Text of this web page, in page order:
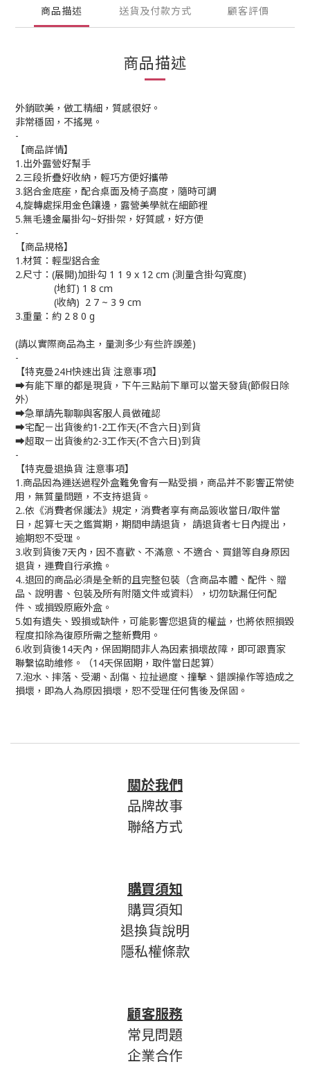
商品描述 送貨及付款方式 顧客評價
商品描述
外銷歐美，做工精細，質感很好。
非常穩固，不搖晃。
-
【商品詳情】
1.出外露營好幫手
2.三段折疊好收納，輕巧方便好攜帶
3.鋁合金底座，配合桌面及椅子高度，隨時可調
4,旋轉處採用金色鑲邊，露營美學就在細節裡
5.無毛邊金屬掛勾~好掛架，好質感，好方便
-
【商品規格】
1.材質：輕型鋁合金
2.尺寸：(展開)加掛勾 1 1 9 x 12 cm (測量含掛勾寬度)
(地釘) 1 8 cm
(收納) 2 7 ~ 3 9 cm
3.重量：約 2 8 0 g
(請以實際商品為主，量測多少有些許誤差)
-
【特克曼24H快速出貨 注意事項】
➡有能下單的都是現貨，下午三點前下單可以當天發貨(節假日除
外）
➡急單請先聊聊與客服人員做確認
➡宅配－出貨後約1-2工作天(不含六日)到貨
➡超取－出貨後約2-3工作天(不含六日)到貨
-
【特克曼退換貨 注意事項】
1.商品因為運送過程外盒難免會有一點受損，商品并不影響正常使
用，無質量問題，不支持退貨。
2..依《消費者保護法》規定，消費者享有商品簽收當日/取件當
日，起算七天之鑑賞期，期間申請退貨， 請退貨者七日內提出，
逾期恕不受理。
3.收到貨後7天內，因不喜歡、不滿意、不適合、買錯等自身原因
退貨，運費自行承擔。
4..退回的商品必須是全新的且完整包裝（含商品本體、配件、贈
品、說明書、包裝及所有附隨文件或資料），切勿缺漏任何配
件、或損毀原廠外盒。
5.如有遺失、毀損或缺件，可能影響您退貨的權益，也將依照損毀
程度扣除為復原所需之整新費用。
6.收到貨後14天內，保固期間非人為因素損壞故障，即可跟賣家
聯繫協助維修。（14天保固期，取件當日起算）
7.泡水、摔落、受潮、刮傷、拉扯過度、撞擊、錯誤操作等造成之
損壞，即為人為原因損壞，恕不受理任何售後及保固。
關於我們
品牌故事
聯絡方式
購買須知
購買須知
退換貨說明
隱私權條款
顧客服務
常見問題
企業合作